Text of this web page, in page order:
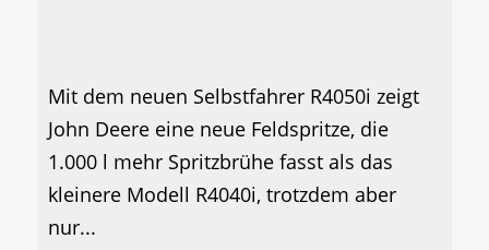
Mit dem neuen Selbstfahrer R4050i zeigt
John Deere eine neue Feldspritze, die
1.000 l mehr Spritzbrühe fasst als das
kleinere Modell R4040i, trotzdem aber
nur...